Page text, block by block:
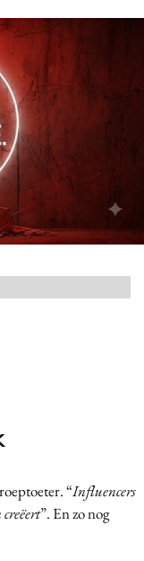
“Influencers
”. En zo nog